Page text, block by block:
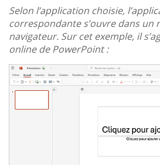
Selon l’application choisie,
correspondante s’ouvre dans un
navigateur. Sur cet exemple, il
online de PowerPoint :